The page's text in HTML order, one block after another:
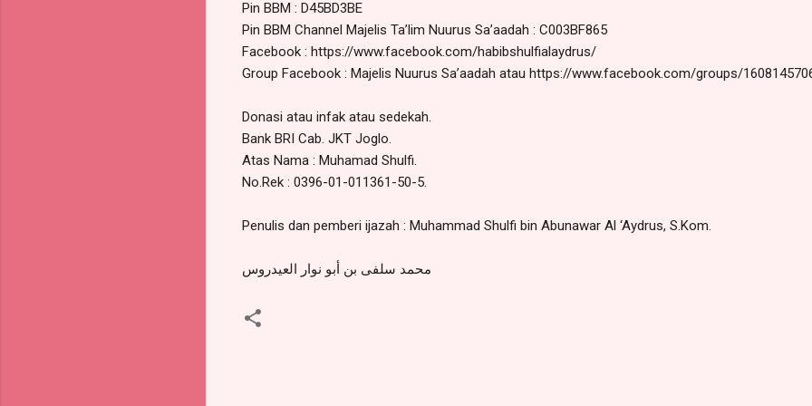
Pin BBM : D45BD3BE
Pin BBM Channel Majelis Ta’lim Nuurus Sa’aadah : C003BF865
Facebook : https://www.facebook.com/habibshulfialaydrus/
Group Facebook : Majelis Nuurus Sa’aadah atau https://www.facebook.com/groups/
Donasi atau infak atau sedekah.
Bank BRI Cab. JKT Joglo.
Atas Nama : Muhamad Shulfi.
No.Rek : 0396-01-011361-50-5.
Penulis dan pemberi ijazah : Muhammad Shulfi bin Abunawar Al ‘Aydrus, S.Kom.
محمد سلفى بن أبو نوار العيدروس